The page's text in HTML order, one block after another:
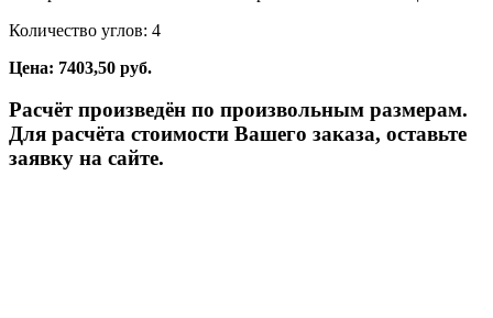
Количество углов: 4
Цена: 7403,50 руб.
Расчёт произведён по произвольным размерам.
Для расчёта стоимости Вашего заказа, оставьте
заявку на сайте.